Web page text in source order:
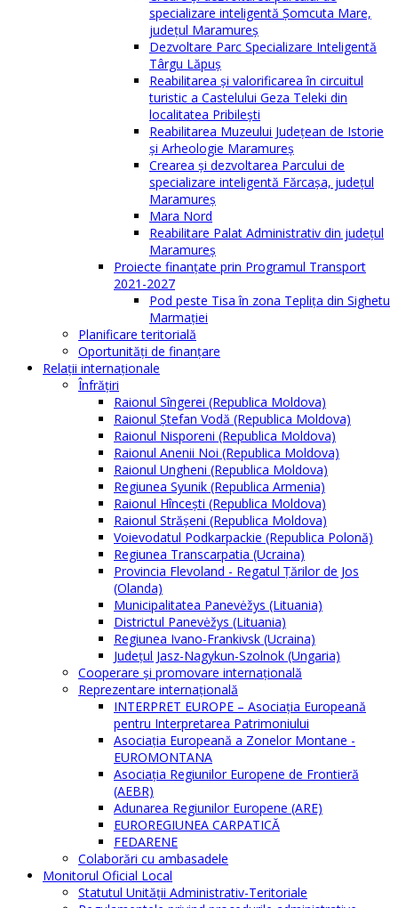
specializare inteligentă Șomcuta Mare,
județul Maramureș
Dezvoltare Parc Specializare Inteligentă
Târgu Lăpuș
Reabilitarea și valorificarea în circuitul
turistic a Castelului Geza Teleki din
localitatea Pribilești
Reabilitarea Muzeului Județean de Istorie
și Arheologie Maramureș
Crearea și dezvoltarea Parcului de
specializare inteligentă Fărcașa, județul
Maramureș
Mara Nord
Reabilitare Palat Administrativ din județul
Maramureș
Proiecte finanțate prin Programul Transport
2021-2027
Pod peste Tisa în zona Teplița din Sighetu
Marmației
Planificare teritorială
Oportunităţi de finanţare
Relaţii internaţionale
Înfrăţiri
Raionul Sîngerei (Republica Moldova)
Raionul Ștefan Vodă (Republica Moldova)
Raionul Nisporeni (Republica Moldova)
Raionul Anenii Noi (Republica Moldova)
Raionul Ungheni (Republica Moldova)
Regiunea Syunik (Republica Armenia)
Raionul Hîncești (Republica Moldova)
Raionul Străşeni (Republica Moldova)
Voievodatul Podkarpackie (Republica Polonă)
Regiunea Transcarpatia (Ucraina)
Provincia Flevoland - Regatul Ţărilor de Jos
(Olanda)
Municipalitatea Panevėžys (Lituania)
Districtul Panevėžys (Lituania)
Regiunea Ivano-Frankivsk (Ucraina)
Judeţul Jasz-Nagykun-Szolnok (Ungaria)
Cooperare şi promovare internaţională
Reprezentare internaţională
INTERPRET EUROPE – Asociația Europeană
pentru Interpretarea Patrimoniului
Asociația Europeană a Zonelor Montane -
EUROMONTANA
Asociația Regiunilor Europene de Frontieră
(AEBR)
Adunarea Regiunilor Europene (ARE)
EUROREGIUNEA CARPATICĂ
FEDARENE
Colaborări cu ambasadele
Monitorul Oficial Local
Statutul Unităţii Administrativ-Teritoriale